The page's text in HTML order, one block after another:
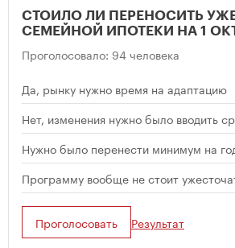
СТОИЛО ЛИ ПЕРЕНОСИТЬ
СЕМЕЙНОЙ ИПОТЕКИ НА 1
Проголосовало: 94 человека
Да, рынку нужно время на адаптацию
Нет, изменения нужно было вводить
Нужно было перенести минимум на
Программу вообще не стоит
Проголосовать Результат